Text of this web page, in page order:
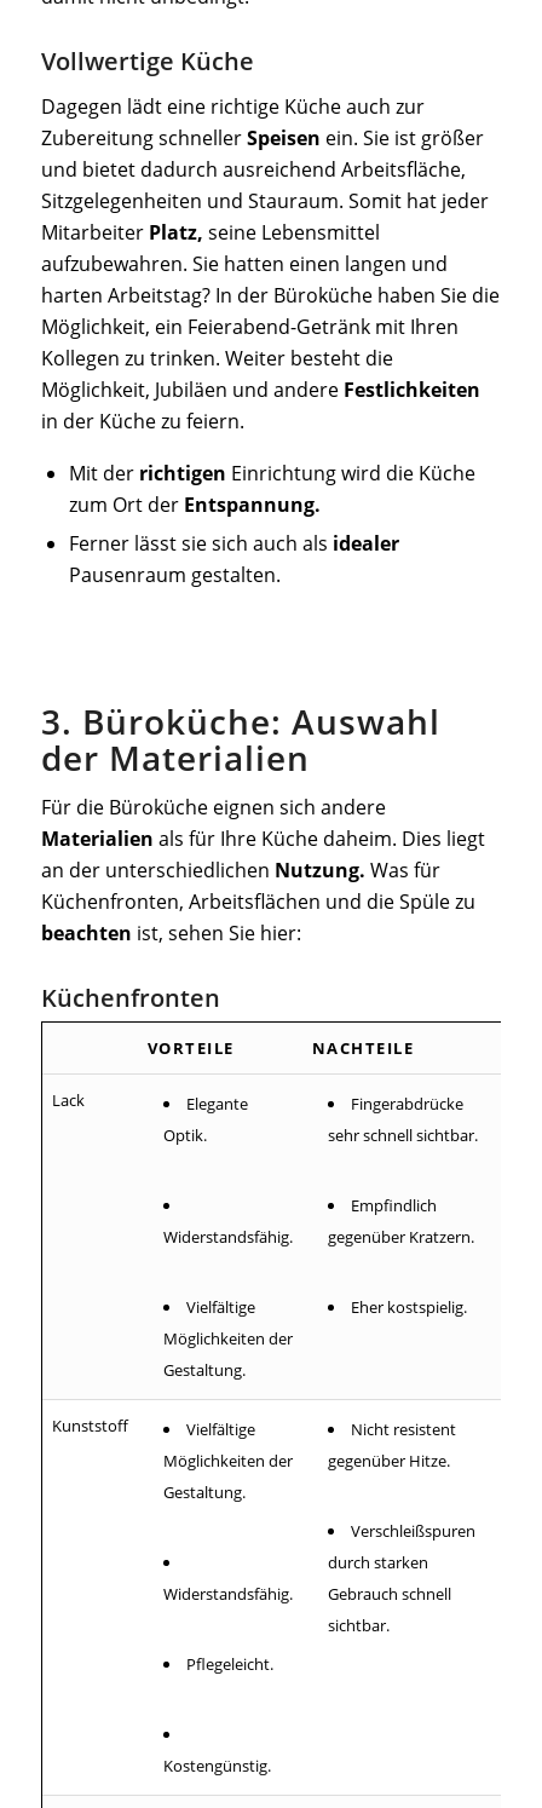
Vollwertige Küche
Dagegen lädt eine richtige Küche auch zur
Zubereitung schnellerSpeisen ein. Sie ist größer
und bietet dadurch ausreichend Arbeitsfläche,
Sitzgelegenheiten und Stauraum. Somit hat jeder
Mitarbeiter Platz, seine Lebensmittel
aufzubewahren. Sie hatten einen langen und
harten Arbeitstag? In der Büroküche haben Sie die
Möglichkeit, ein Feierabend-Getränk mit Ihren
Kollegen zu trinken. Weiter besteht die
Möglichkeit, Jubiläen und andere Festlichkeiten
in der Küche zu feiern.
Mit der richtigen Einrichtung wird die Küche
zum Ort der Entspannung.
Ferner lässt sie sich auch als idealer
Pausenraum gestalten.
3. Büroküche: Auswahl
der Materialien
Für die Büroküche eignen sich andere
Materialien als für Ihre Küche daheim. Dies liegt
an der unterschiedlichen Nutzung. Was für
Küchenfronten, Arbeitsflächen und die Spüle zu
beachten ist, sehen Sie hier:
Küchenfronten
VORTEILE NACHTEILE
Lack
Elegante
Optik.
Widerstandsfähig.
Vielfältige
Möglichkeiten der
Gestaltung.
Fingerabdrücke
sehr schnell sichtbar.
Empfindlich
gegenüber Kratzern.
Eher kostspielig.
Kunststoff
Vielfältige
Möglichkeiten der
Gestaltung.
Widerstandsfähig.
Pflegeleicht.
Kostengünstig.
Nicht resistent
gegenüber Hitze.
Verschleißspuren
durch starken
Gebrauch schnell
sichtbar.